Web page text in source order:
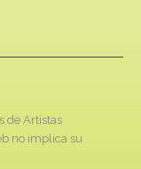
de Artistas
no implica su